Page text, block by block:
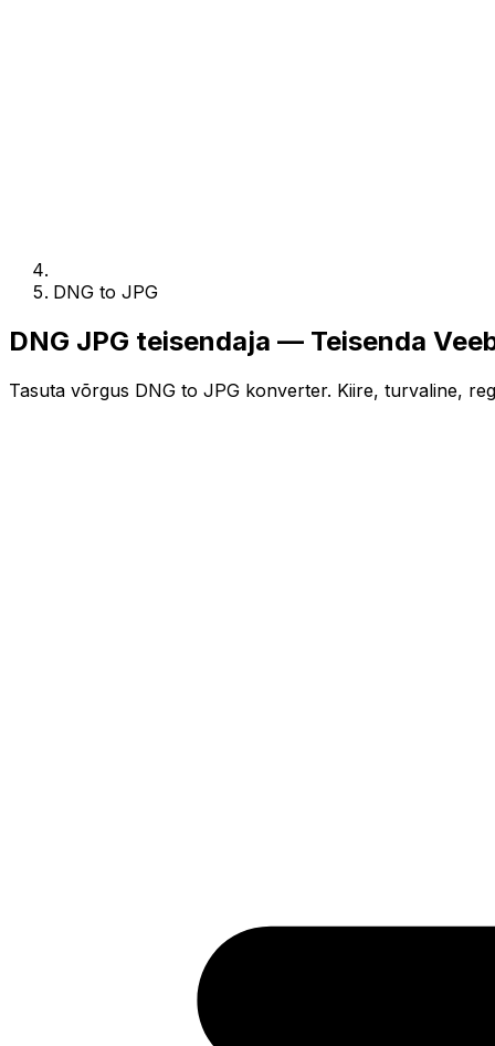
DNG to JPG
DNG JPG teisendaja — Teisenda
Tasuta võrgus DNG to JPG konverter. Kiire, turvaline,